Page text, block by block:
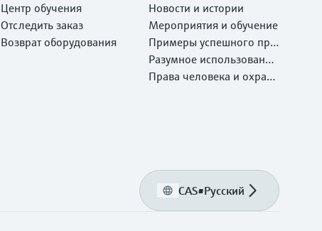
Центр обучения
Отследить заказ
Возврат оборудования
Новости и истории
Мероприятия и обучение
Примеры успешного при
менения
Разумное использование
ресурсов
Права человека и охрана
CAS•Русский